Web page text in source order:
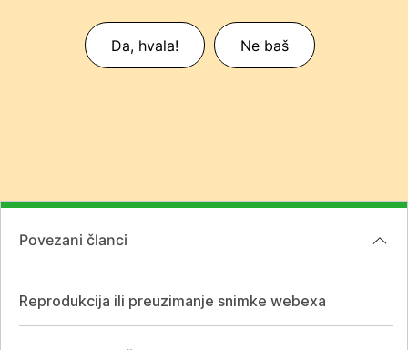
Da, hvala! Ne baš
Povezani članci
Reprodukcija ili preuzimanje snimke webexa